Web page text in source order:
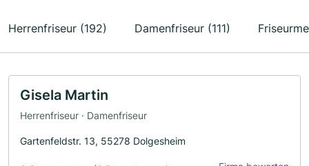
Herrenfriseur (192) Damenfriseur (111)
Gisela Martin
Herrenfriseur · Damenfriseur
Gartenfeldstr. 13, 55278 Dolgesheim